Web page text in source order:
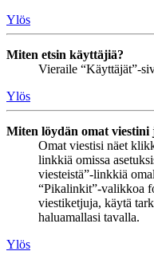
Ylös
Miten etsin käyttäjiä?
Vieraile “Käyttäjät”-
Ylös
Miten löydän omat viestini
Omat viestisi näet
linkkiä omissa
viesteistä”-linkkiä
“Pikalinkit”-valikkoa
viestiketjuja, käytä
haluamallasi tavalla.
Ylös